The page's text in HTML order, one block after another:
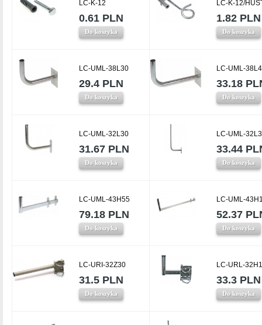
LC-K-12
0.61 PLN
Do koszyka
LC-K-12/
1.82 PLN
Do koszyka
LC-UML-38L30
29.4 PLN
Do koszyka
LC-UML-
33.18
Do koszyka
LC-UML-32L30
31.67 PLN
Do koszyka
LC-UML-
33.44
Do koszyka
LC-UML-43H55
79.18 PLN
Do koszyka
LC-UML-
52.37
Do koszyka
LC-URI-32Z30
31.5 PLN
Do koszyka
LC-URL-
33.3 PLN
Do koszyka